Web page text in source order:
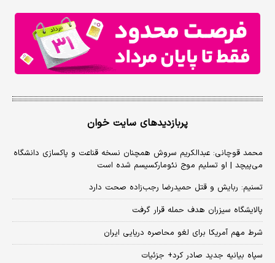
پربازدیدهای سایت خوان
محمد قوچانی: عبدالکریم سروش همچنان نسخه قناعت و پاکسازی دانشگاه
می‌پیچد | او تسلیم موج نئومارکسیسم شده است
تسنیم: ربایش و قتل حمیدرضا رجب‌زاده صحت دارد
پالایشگاه سیزران هدف حمله قرار گرفت
شرط مهم آمریکا برای لغو محاصره دریایی ایران
سپاه بیانیه جدید صادر کرد+ جزئیات